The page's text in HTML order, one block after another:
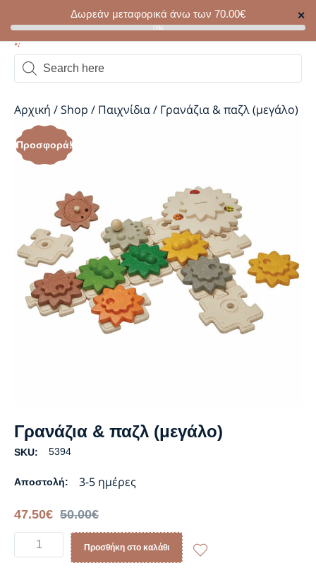
Δωρεάν μεταφορικά άνω των 70.00€ ✕
0%
Αρχική /Shop / Παιχνίδια/ Γρανάζια & παζλ (μεγάλο)
Προσφορά!
Γρανάζια & παζλ (μεγάλο)
SKU: 5394
Αποστολή: 3-5 ημέρες
50.00€
47.50€
Προσθήκη στο καλάθι